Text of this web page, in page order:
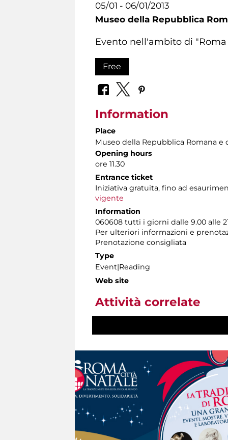
05/01 - 06/01/2013
Museo della Repubblica
Evento nell'ambito di
Free
Information
Place
Museo della Repubblica Romana
Opening hours
ore 11.30
Entrance ticket
Iniziativa gratuita, fino ad
vigente
Information
060608 tutti i giorni dalle 9.00 alle
Per ulteriori informazioni e
Prenotazione consigliata
Type
Event|Reading
Web site
Attività correlate